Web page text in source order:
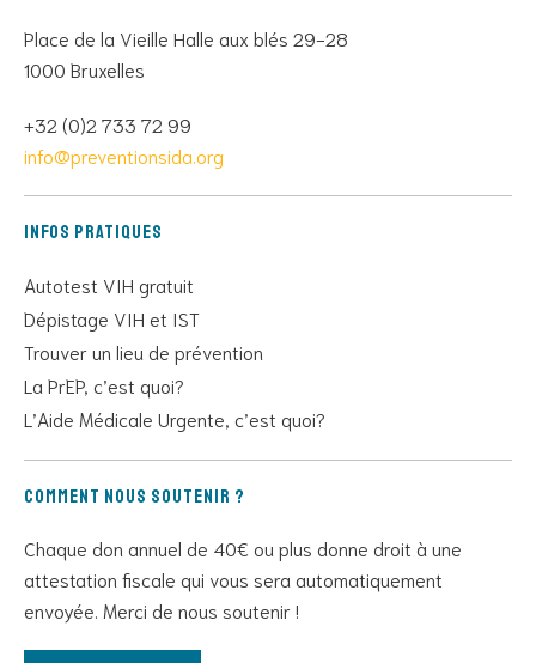
Place de la Vieille Halle aux blés 29-28
1000 Bruxelles
+32 (0)2 733 72 99
info@preventionsida.org
Infos pratiques
Autotest VIH gratuit
Dépistage VIH et IST
Trouver un lieu de prévention
La PrEP, c’est quoi?
L’Aide Médicale Urgente, c’est quoi?
Comment nous soutenir ?
Chaque don annuel de 40€ ou plus donne droit à une
attestation fiscale qui vous sera automatiquement
envoyée. Merci de nous soutenir !